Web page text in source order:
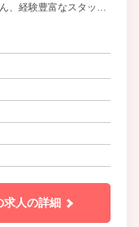
、経験豊富なスタッフ
行います。また、広々
けの多床室型施設とな
有リビングでは賑やか
をすごし、沢山の笑顔
真庭の自然の中、春夏
伝いをさせて頂きま
求人の詳細